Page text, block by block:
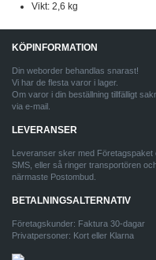
Vikt: 2,6 kg
KÖPINFORMATION
Din weborder behandlas snarast!
Vi har de flesta varor i lager.
Om varor i din beställning tillfälligt
via e-mail.
LEVERANSER
Leveranser sker med
SMS, eller så ringer transportören
närmaste Postombud.
BETALNINGSALTERNATIV
Företagskunder: Faktura 30-dagar
Privatpersoner: Kort eller Klarna